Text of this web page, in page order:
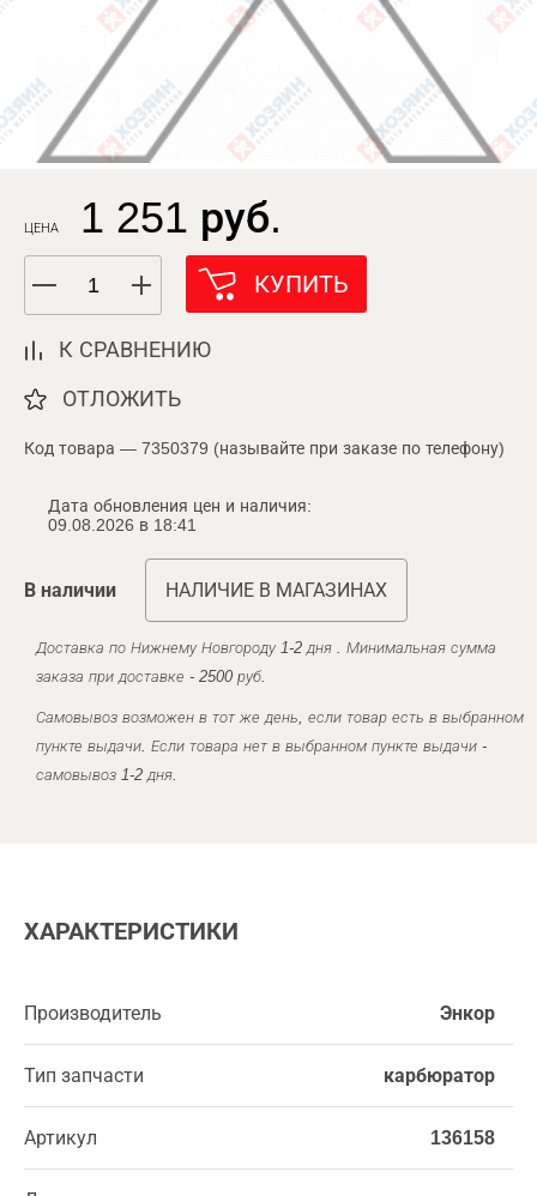
ЦЕНА 1 251 руб.
КУПИТЬ
К СРАВНЕНИЮ
ОТЛОЖИТЬ
Код товара — 7350379 (называйте при заказе по телефону)
Дата обновления цен и наличия:
09.08.2026 в 18:41
В наличии НАЛИЧИЕ В МАГАЗИНАХ
Доставка по Нижнему Новгороду 1-2 дня . Минимальная сумма
заказа при доставке - 2500 руб.
Самовывоз возможен в тот же день, если товар есть в выбранном
пункте выдачи. Если товара нет в выбранном пункте выдачи -
самовывоз 1-2 дня.
ХАРАКТЕРИСТИКИ
Производитель Энкор
Тип запчасти карбюратор
Артикул 136158